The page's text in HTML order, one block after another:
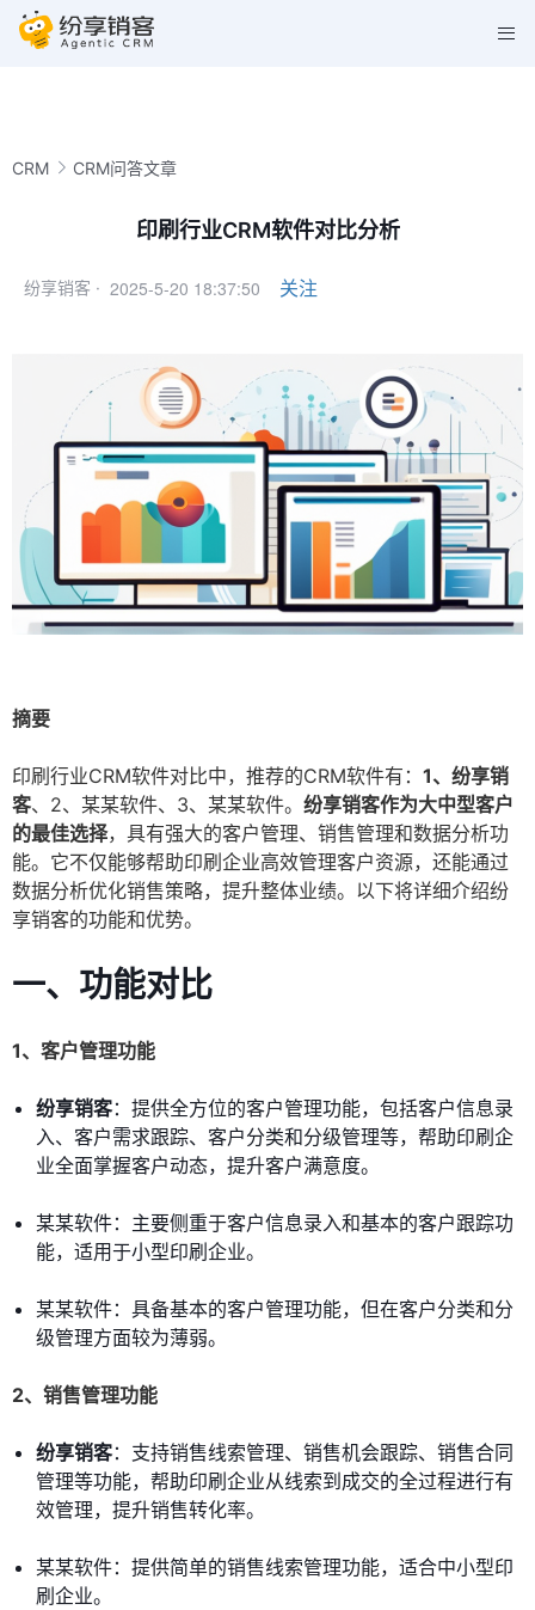
CRM CRM问答文章
印刷行业CRM软件对比分析
纷享销客 · 2025-5-20 18:37:50 关注
摘要
印刷行业CRM软件对比中，推荐的CRM软件有： 1、纷享销
客、2、某某软件、3、某某软件。 纷享销客作为大中型客户
的最佳选择，具有强大的客户管理、销售管理和数据分析功
能。它不仅能够帮助印刷企业高效管理客户资源，还能通过
数据分析优化销售策略，提升整体业绩。以下将详细介绍纷
享销客的功能和优势。
一、功能对比
1、客户管理功能
纷享销客：提供全方位的客户管理功能，包括客户信息录
入、客户需求跟踪、客户分类和分级管理等，帮助印刷企
业全面掌握客户动态，提升客户满意度。
某某软件：主要侧重于客户信息录入和基本的客户跟踪功
能，适用于小型印刷企业。
某某软件：具备基本的客户管理功能，但在客户分类和分
级管理方面较为薄弱。
2、销售管理功能
纷享销客：支持销售线索管理、销售机会跟踪、销售合同
管理等功能，帮助印刷企业从线索到成交的全过程进行有
效管理，提升销售转化率。
某某软件：提供简单的销售线索管理功能，适合中小型印
刷企业。